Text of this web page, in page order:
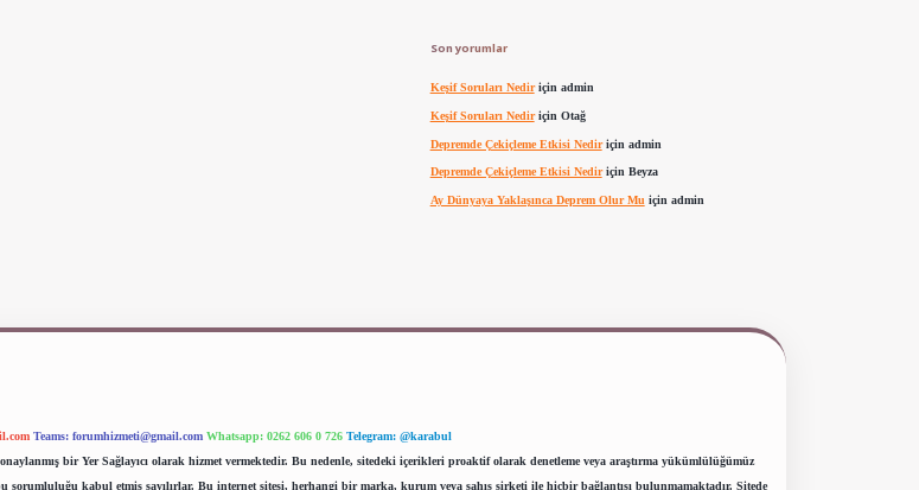
Son yorumlar
Keşif Soruları Nediriçin admin
Keşif Soruları Nediriçin Otağ
Depremde Çekiçleme Etkisi Nediriçin admin
Depremde Çekiçleme Etkisi Nediriçin Beyza
Ay Dünyaya Yaklaşınca Deprem Olur Mu için admin
Teams: forumhizmeti@gmail.com Whatsapp: 0262 606 0 726 Telegram: @karabul
bir Yer Sağlayıcı olarak hizmet vermektedir. Bu nedenle, sitedeki içerikleri proaktif olarak denetleme veya araştırma yükümlülüğümüz
kabul etmiş sayılırlar. Bu internet sitesi, herhangi bir marka, kurum veya şahıs şirketi ile hiçbir bağlantısı bulunmamaktadır. Sitede